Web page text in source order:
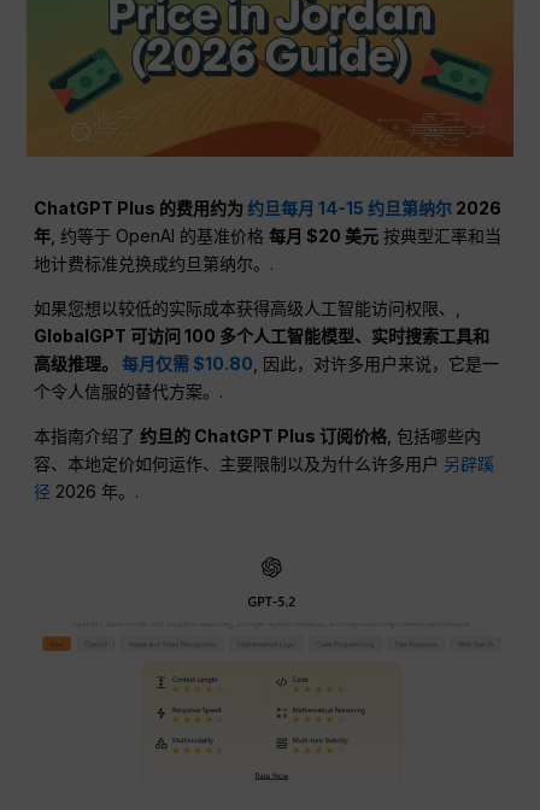
ChatGPT Plus 的费用约为约旦每月 14-15 约旦第纳尔 2026
年 , 约等于 OpenAI 的基准价格每月 $20 美元 按典型汇率和当
地计费标准兑换成约旦第纳尔。.
如果您想以较低的实际成本获得高级人工智能访问权限、,
GlobalGPT 可访问 100 多个人工智能模型、实时搜索工具和
高级推理。每月仅需 $10.80 , 因此，对许多用户来说，它是一
个令人信服的替代方案。.
本指南介绍了约旦的 ChatGPT Plus 订阅价格, 包括哪些内
容、本地定价如何运作、主要限制以及为什么许多用户 另辟蹊
径 2026 年。.